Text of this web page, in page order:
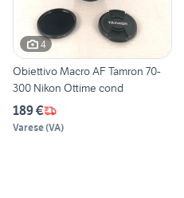
4
Obiettivo Macro AF Tamron 70-
300 Nikon Ottime cond
189 €
Varese(VA)